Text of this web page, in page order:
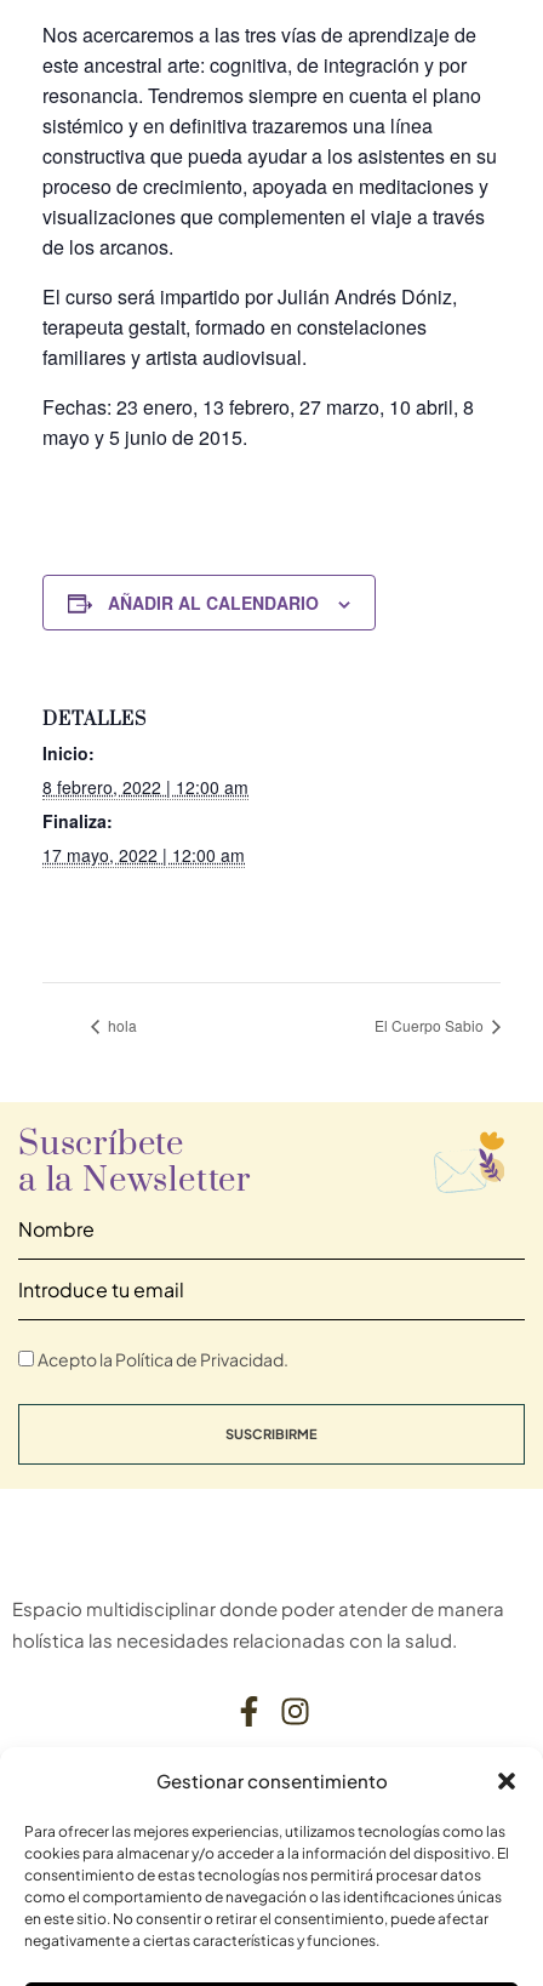
Gestionar consentimiento
Para ofrecer las mejores experiencias, utilizamos tecnologías como las
cookies para almacenar y/o acceder a la información del dispositivo. El
consentimiento de estas tecnologías nos permitirá procesar datos
como el comportamiento de navegación o las identificaciones únicas
en este sitio. No consentir o retirar el consentimiento, puede afectar
negativamente a ciertas características y funciones.
Nos acercaremos a las tres vías de aprendizaje de
este ancestral arte: cognitiva, de integración y por
resonancia. Tendremos siempre en cuenta el plano
sistémico y en definitiva trazaremos una línea
constructiva que pueda ayudar a los asistentes en su
proceso de crecimiento, apoyada en meditaciones y
visualizaciones que complementen el viaje a través
de los arcanos.
El curso será impartido por Julián Andrés Dóniz,
terapeuta gestalt, formado en constelaciones
familiares y artista audiovisual.
Fechas: 23 enero, 13 febrero, 27 marzo, 10 abril, 8
mayo y 5 junio de 2015.
AÑADIR AL CALENDARIO
DETALLES
Inicio:
8 febrero, 2022 | 12:00 am
Finaliza:
17 mayo, 2022 | 12:00 am
hola El Cuerpo Sabio
Suscríbete
a la Newsletter
Acepto la Política de Privacidad.
SUSCRIBIRME
Espacio multidisciplinar donde poder atender de manera
holística las necesidades relacionadas con la salud.
C. Bardenas Reales, 11, bajo
31006 Pamplona
Navarra